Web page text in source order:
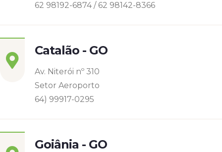
62 98192-6874 / 62 98142-8366
Catalão - GO
Av. Niterói nº 310
Setor Aeroporto
64) 99917-0295
Goiânia - GO